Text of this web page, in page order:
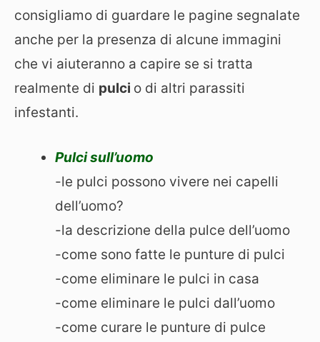
consigliamo di guardare le pagine segnalate
anche per la presenza di alcune immagini
che vi aiuteranno a capire se si tratta
realmente di pulci o di altri parassiti
infestanti.
Pulci sull’uomo
-le pulci possono vivere nei capelli
dell’uomo?
-la descrizione della pulce dell’uomo
-come sono fatte le punture di pulci
-come eliminare le pulci in casa
-come eliminare le pulci dall’uomo
-come curare le punture di pulce